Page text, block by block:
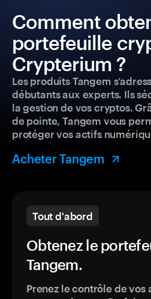
Comment
portefeuille
Crypterium ?
Les produits Tangem
débutants aux experts. Ils
la gestion de vos cryptos.
de pointe, Tangem vous
protéger vos actifs
Acheter Tangem
Tout d'abord
Obtenez le
Tangem.
Prenez le contrôle de vos